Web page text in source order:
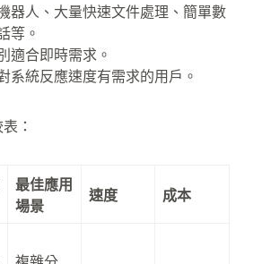
器人、大量快速文件處理、簡單數
等。
適合即時需求。
系統反應速度有需求的用戶。
：
最佳應用
場景
速度 成本